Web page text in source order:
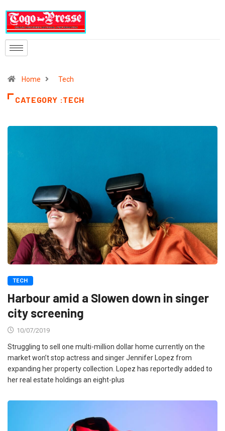
Home Tech
CATEGORY :TECH
TECH
Harbour amid a Slowen down in singer
city screening
10/07/2019
Struggling to sell one multi-million dollar home currently on the
market won’t stop actress and singer Jennifer Lopez from
expanding her property collection. Lopez has reportedly added to
her real estate holdings an eight-plus